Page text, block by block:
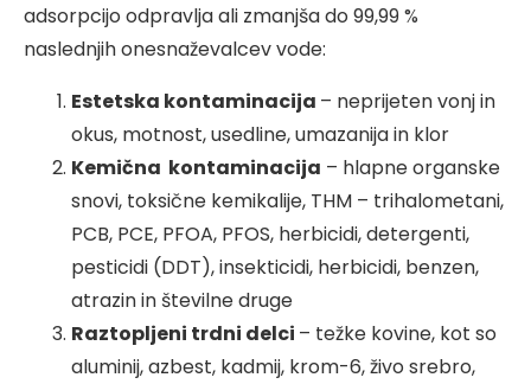
adsorpcijo odpravlja ali zmanjša do 99,99 %
naslednjih onesnaževalcev vode:
Estetska kontaminacija – neprijeten vonj in
okus, motnost, usedline, umazanija in klor
Kemična kontaminacija – hlapne organske
snovi, toksične kemikalije, THM – trihalometani,
PCB, PCE, PFOA, PFOS, herbicidi, detergenti,
pesticidi (DDT), insekticidi, herbicidi, benzen,
atrazin in številne druge
Raztopljeni trdni delci – težke kovine, kot so
aluminij, azbest, kadmij, krom-6, živo srebro,